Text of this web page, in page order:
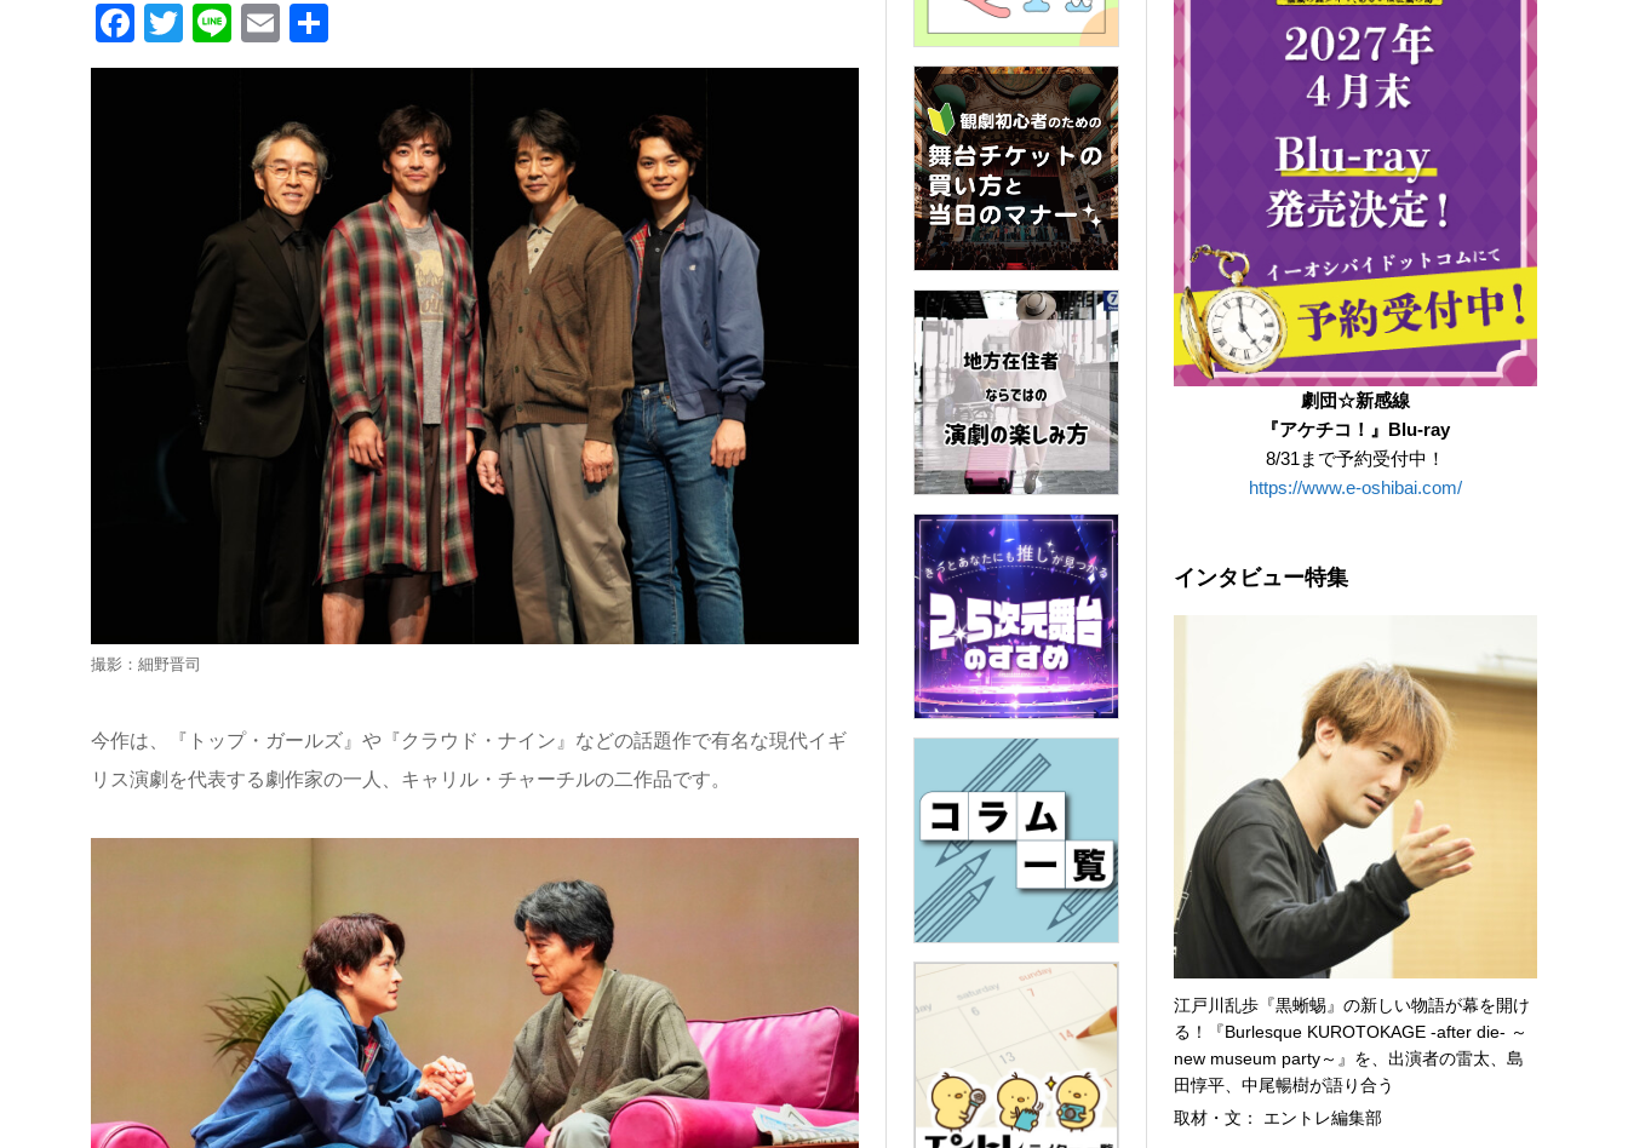
Facebook
TwitterLineEmail
有
撮影：細野晋司
今作は、『トップ・ガールズ』や『クラウド・ナイン』などの話題作で有名な現代イギ
リス演劇を代表する劇作家の一人、キャリル・チャーチルの二作品です。
劇団☆新感線
『アケチコ！』Blu-ray
8/31まで予約受付中！
https://www.e-oshibai.com/
インタビュー特集
江戸川乱歩『黒蜥蜴』の新しい物語が幕を開け
る！『Burlesque KUROTOKAGE -after die- ～
new museum party～』を、出演者の雷太、島
田惇平、中尾暢樹が語り合う
取材・文： エントレ編集部